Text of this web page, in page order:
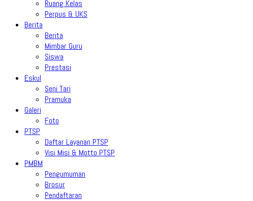
Ruang Kelas
Perpus & UKS
Berita
Berita
Mimbar Guru
Siswa
Prestasi
Eskul
Seni Tari
Pramuka
Galeri
Foto
PTSP
Daftar Layanan PTSP
Visi Misi & Motto PTSP
PMBM
Pengumuman
Brosur
Pendaftaran